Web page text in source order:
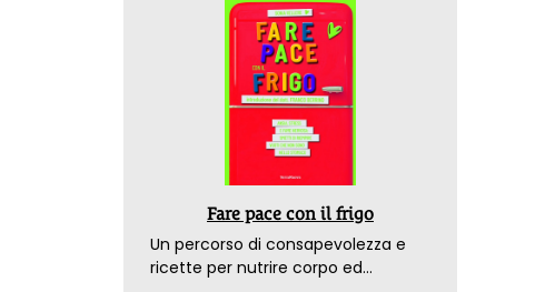
Fare pace con il frigo
Un percorso di consapevolezza e
ricette per nutrire corpo ed